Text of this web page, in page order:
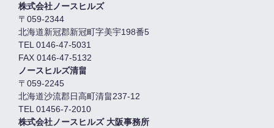
株式会社ノースヒルズ
〒059-2344
北海道新冠郡新冠町字美宇198番5
TEL 0146-47-5031
FAX 0146-47-5132
ノースヒルズ清畠
〒059-2245
北海道沙流郡日高町清畠237-12
TEL 01456-7-2010
株式会社ノースヒルズ 大阪事務所